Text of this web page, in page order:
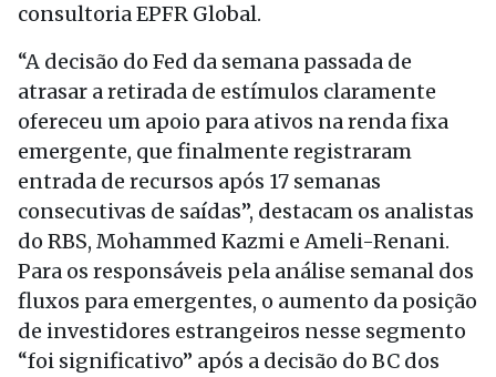
consultoria EPFR Global.
“A decisão do Fed da semana passada de
atrasar a retirada de estímulos claramente
ofereceu um apoio para ativos na renda fixa
emergente, que finalmente registraram
entrada de recursos após 17 semanas
consecutivas de saídas”, destacam os analistas
do RBS, Mohammed Kazmi e Ameli-Renani.
Para os responsáveis pela análise semanal dos
fluxos para emergentes, o aumento da posição
de investidores estrangeiros nesse segmento
“foi significativo” após a decisão do BC dos